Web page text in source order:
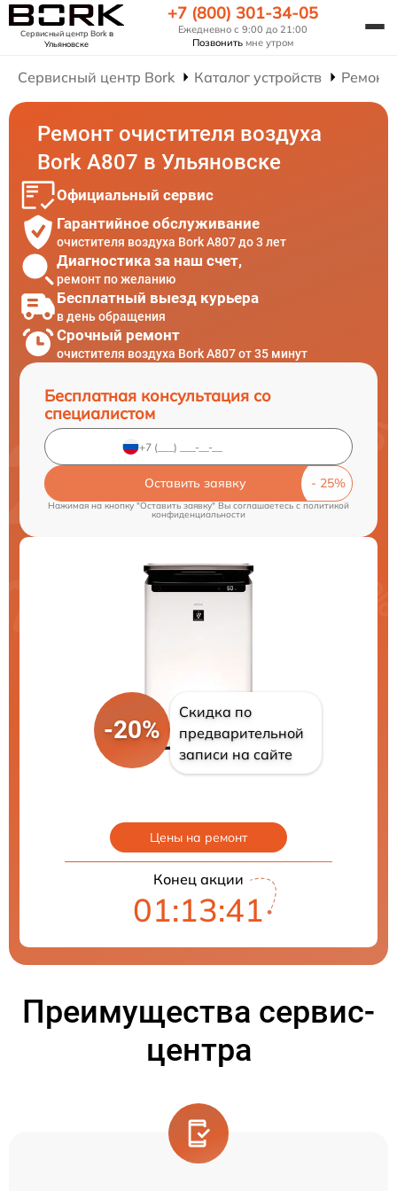
Сервисный центр Borkв
Ульяновске
+7 (800) 301-34-05
Ежедневно с 9:00 до 21:00
Позвонить мне утром
Сервисный центр Bork Каталог устройств Ремонт
Ремонт очистителя воздуха
Bork А807 в Ульяновске
Официальный сервис
Гарантийное обслуживание
очистителя воздуха Bork А807 до 3 лет
Диагностика за наш счет,
ремонт по желанию
Бесплатный выезд курьера
в день обращения
Срочный ремонт
очистителя воздуха Bork А807 от 35 минут
Бесплатная консультация со
специалистом
Оставить заявку
Нажимая на кнопку "Оставить заявку" Вы соглашаетесь cполитикой
конфиденциальности
-20%
Скидка по
предварительной
записи на сайте
Цены на ремонт
Конец акции
01:13:40
Преимущества сервис-
центра